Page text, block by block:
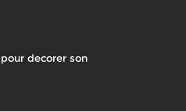
decorer son